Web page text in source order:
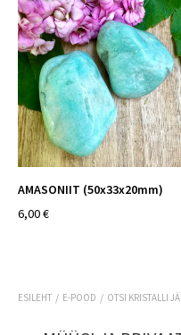
AMASONIIT (50x33x20mm)
6,00 €
ESILEHT / E-POOD / OTSI KRISTALLI